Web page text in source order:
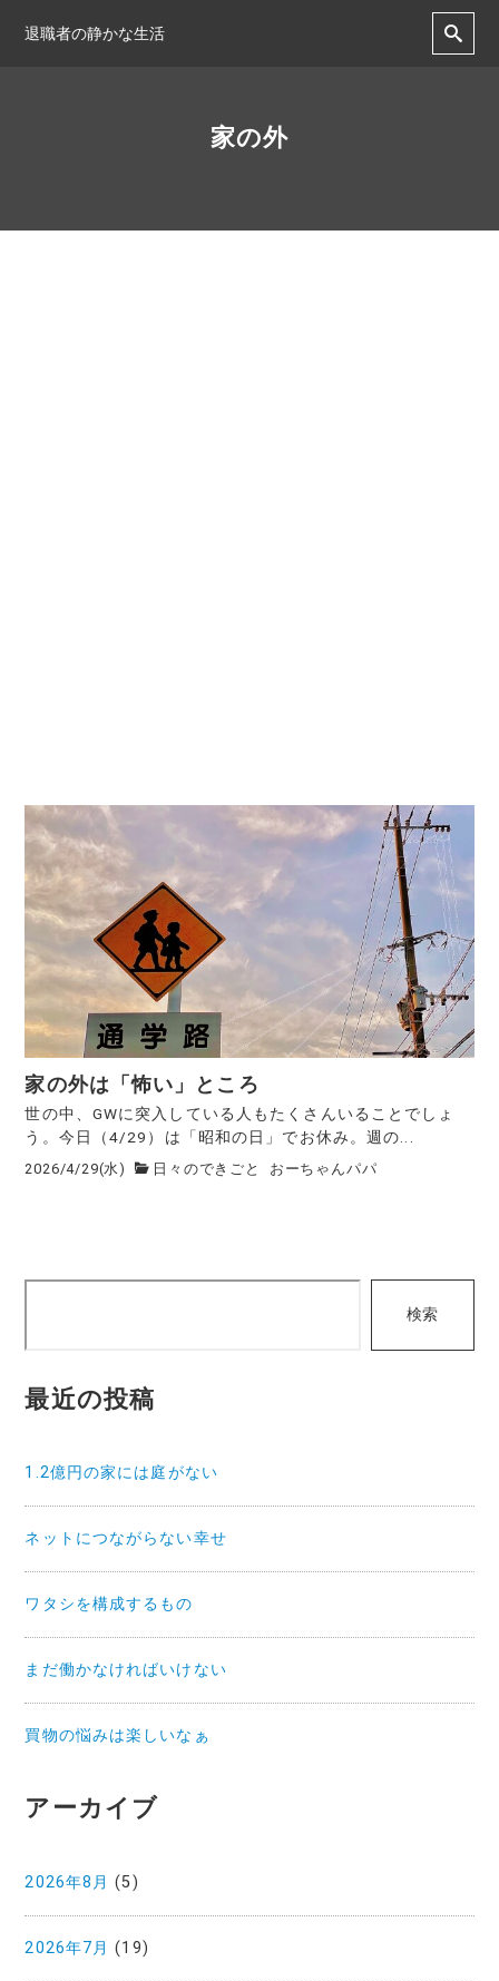
退職者の静かな生活
家の外
家の外は「怖い」ところ
世の中、GWに突入している人もたくさんいることでしょ
う。今日（4/29）は「昭和の日」でお休み。週の...
2026/4/29(水) 日々のできごと おーちゃんパパ
検索
最近の投稿
1.2億円の家には庭がない
ネットにつながらない幸せ
ワタシを構成するもの
まだ働かなければいけない
買物の悩みは楽しいなぁ
アーカイブ
2026年8月 (5)
2026年7月 (19)